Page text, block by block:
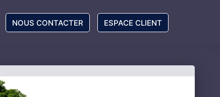
NOUS CONTACTER ESPACE CLIENT